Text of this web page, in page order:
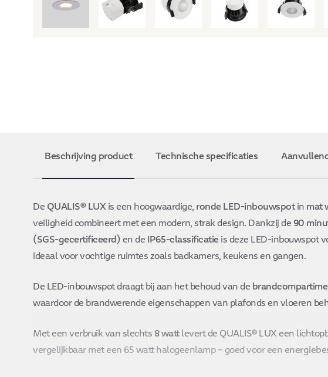
Beschrijving product Technische specificaties
De QUALIS® LUXis een hoogwaardige, ronde LED-inbouwspotin mat
veiligheid combineert met een modern, strak design. Dankzij de 90
(SGS-gecertificeerd) en de IP65-classificatie is deze LED-inbouwspot
ideaal voor vochtige ruimtes zoals badkamers, keukens en gangen.
De LED-inbouwspot draagt bij aan het behoud van de
waardoor de brandwerende eigenschappen van plafonds en vloeren
Met een verbruik van slechts 8 wattlevert de QUALIS® LUX een
vergelijkbaar met een 65 watt halogeenlamp – goed voor een